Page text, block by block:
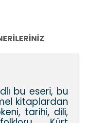
bu eseri, bu
kitaplardan
tarihi, dili,